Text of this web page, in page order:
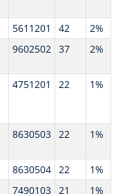
5611201 42
2%
9602502 37 2%
4751201 22 1%
8630503 22 1%
8630504 22
1%
7490103 21 1%